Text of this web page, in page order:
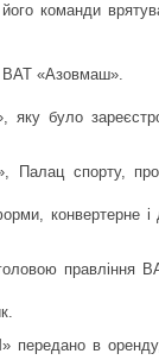
команди
ВАТ «Азовмаш».
було
Палац спорту,
конвертерне
правління
передано в